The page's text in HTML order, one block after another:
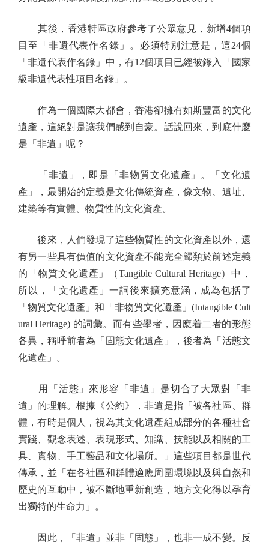
其後，香港特區政府參考了公眾意見，新增4個項
目至「非遺代表作名錄」。必須特別注意是，這24個
「非遺代表作名錄」中，有12個項目已經被錄入「國家
級非遺代表性項目名錄」。
作為一個國際大都會，香港卻擁有如斯豐富的文化
遺產，這絕對是讓我們感到自豪。話說回來，到底什麼
是「非遺」呢？
「非遺」，即是「非物質文化遺產」。「文化遺
產」，最開始的定義是文化傳統資產，像文物、遺址、
建築等有實體、物質性的文化資產。
後來，人們發現了這些物質性的文化資產以外，還
有另一些具有價值的文化資產不能完全歸類於前述定義
的「物質文化遺產」（Tangible Cultural Heritage）中，
所以，「文化遺產」一詞後來擴充意涵，成為包括了
「物質文化遺產」和「非物質文化遺產」(Intangible Cult
ural Heritage) 的詞彙。而有些學者，因應着二者的形態
各異，稱呼前者為「固態文化遺產」，後者為「活態文
化遺產」。
用「活態」來形容「非遺」是切合了大眾對「非
遺」的理解。根據《公約》，非遺是指「被各社區、群
體，有時是個人，視為其文化遺產組成部分的各種社會
實踐、觀念表述、表現形式、知識、技能以及相關的工
具、實物、手工藝品和文化場所。」這些項目都是世代
傳承，並「在各社區和群體適應周圍環境以及與自然和
歷史的互動中，被不斷地重新創造，地方文化得以孕育
出獨特的生命力」。
因此，「非遺」並非「固態」，也非一成不變。反